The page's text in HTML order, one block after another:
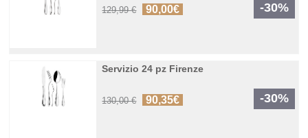
-30%
129,99 € 90,00€
Servizio 24 pz Firenze
-30%
130,00 € 90,35€